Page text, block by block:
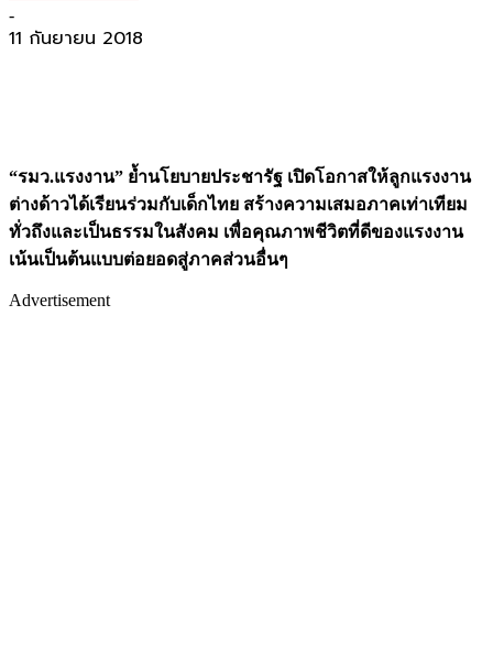
-
11 กันยายน 2018
“รมว.แรงงาน” ย้ำนโยบายประชารัฐ เปิดโอกาสให้ลูกแรงงาน
ต่างด้าวได้เรียนร่วมกับเด็กไทย สร้างความเสมอภาคเท่าเทียม
ทั่วถึงและเป็นธรรมในสังคม เพื่อคุณภาพชีวิตที่ดีของแรงงาน
เน้นเป็นต้นแบบต่อยอดสู่ภาคส่วนอื่นๆ
Advertisement